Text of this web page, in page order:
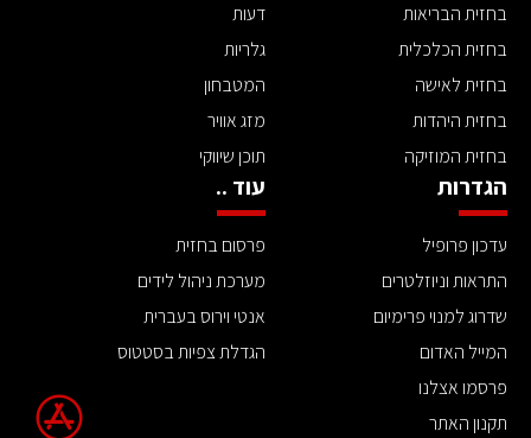
בחזית הבריאות
בחזית הכלכלית
בחזית לאישה
בחזית היהדות
בחזית המוזיקה
דעות
גלריות
המטבחון
מזג אוויר
תוכן שיווקי
הגדרות
עדכון פרופיל
התראות וניוזלטרים
שדרוג למנוי פרימיום
המייל האדום
פרסמו אצלנו
תקנון האתר
עוד ..
פרסום בחזית
מערכת ניהול לידים
אנטי וירוס בעברית
הגדלת צפיות בסטטוס